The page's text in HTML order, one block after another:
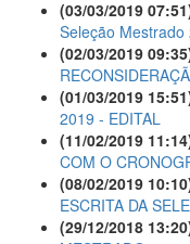
(03/03/2019
Seleção Mestrado
(02/03/2019
(01/03/2019
2019 - EDITAL
(11/02/2019
COM O
(08/02/2019
ESCRITA DA
(29/12/2018